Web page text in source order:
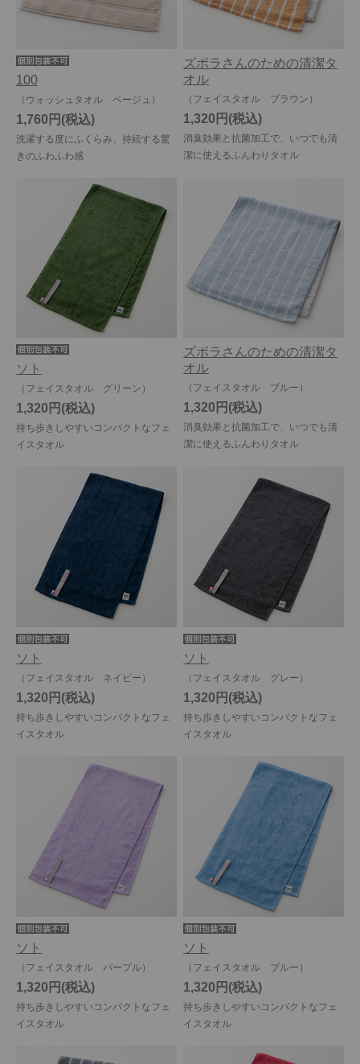
100
（ウォッシュタオル ベージュ）
洗濯する度にふくらみ、持続する驚
きのふわふわ感
1,760円
ズボラさんのための清潔タ
オル
（フェイスタオル ブラウン）
消臭効果と抗菌加工で、いつでも清
潔に使えるふんわりタオル
1,320円
ソト
（フェイスタオル グリーン）
持ち歩きしやすいコンパクトなフェ
イスタオル
1,320円
ズボラさんのための清潔タ
オル
（フェイスタオル ブルー）
消臭効果と抗菌加工で、いつでも清
潔に使えるふんわりタオル
1,320円
ソト
（フェイスタオル ネイビー）
持ち歩きしやすいコンパクトなフェ
イスタオル
1,320円
ソト
（フェイスタオル グレー）
持ち歩きしやすいコンパクトなフェ
イスタオル
1,320円
ソト
（フェイスタオル パープル）
持ち歩きしやすいコンパクトなフェ
イスタオル
1,320円
ソト
（フェイスタオル ブルー）
持ち歩きしやすいコンパクトなフェ
イスタオル
1,320円